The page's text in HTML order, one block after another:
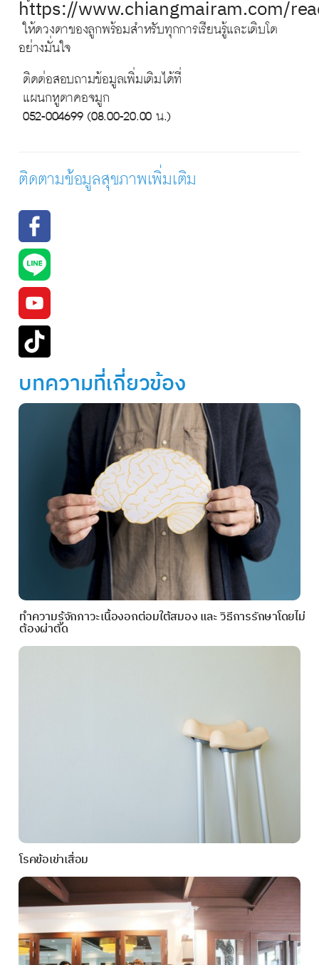
https://www.chiangmairam.com/
ให้ดวงตาของลูกพร้อมสำหรับทุกการเรียนรู้และเติบโต
อย่างมั่นใจ
ติดต่อสอบถามข้อมูลเพิ่มเติมได้ที่
แผนกหูตาคอจมูก
052-004699 (08.00-20.00 น.)
ติดตามข้อมูลสุขภาพเพิ่มเติม
บทความที่เกี่ยวข้อง
ทำความรู้จักภาวะเนื้องอกต่อมใต้สมอง และ วิธีการรักษาโดยไม่
ต้องผ่าตัด
โรคข้อเข่าเสื่อม